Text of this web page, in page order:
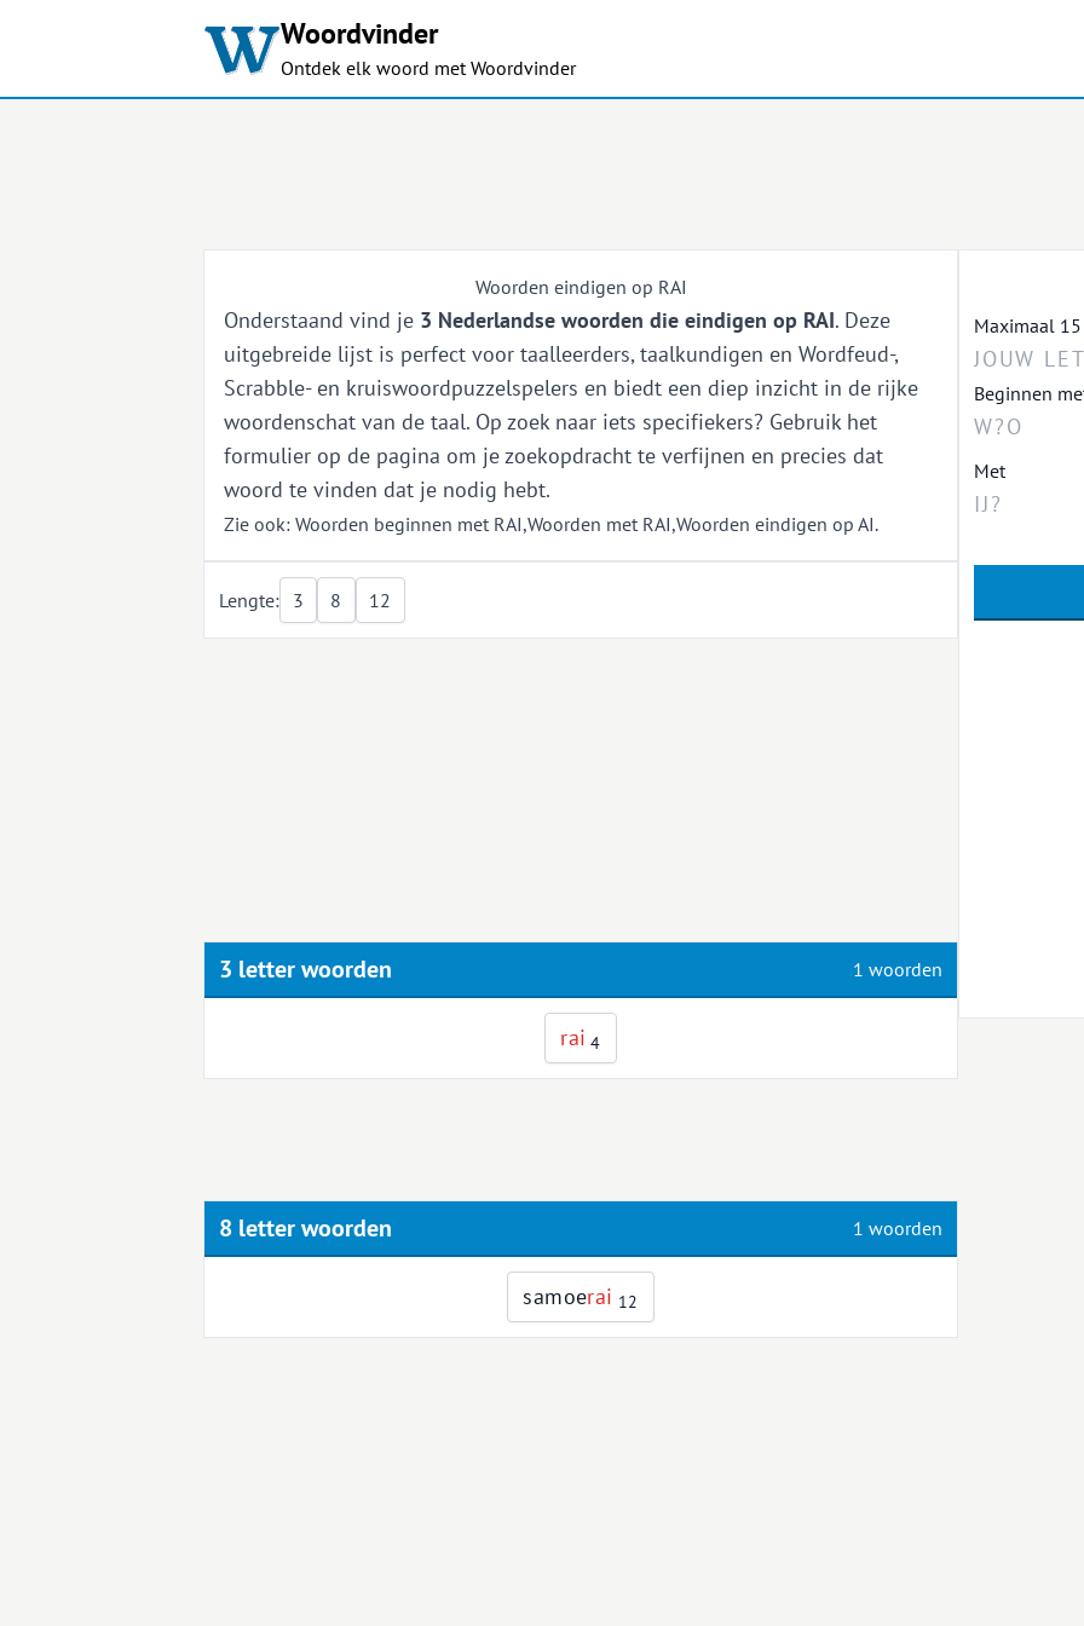
Woordvinder
Ontdek elk woord met Woordvinder
Woorden eindigen op RAI
Onderstaand vind je 3 Nederlandse woorden die eindigen op RAI. Deze
uitgebreide lijst is perfect voor taalleerders, taalkundigen en Wordfeud-,
Scrabble- en kruiswoordpuzzelspelers en biedt een diep inzicht in de rijke
woordenschat van de taal. Op zoek naar iets specifiekers? Gebruik het
formulier op de pagina om je zoekopdracht te verfijnen en precies dat
woord te vinden dat je nodig hebt.
Zie ook: Woorden beginnen met RAI,Woorden met RAI,Woorden eindigen op AI.
Lengte: 3 8 12
3 letter woorden 1 woorden
rai 4
8 letter woorden 1 woorden
samoerai 12
Maximaal
Beginnen
Met